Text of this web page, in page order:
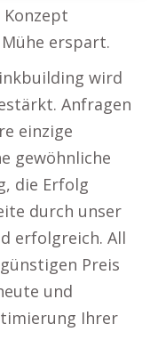
Konzept
erspart.
wird
Anfragen
einzige
gewöhnliche
die Erfolg
durch unser
erfolgreich. All
Preis
und
Ihrer